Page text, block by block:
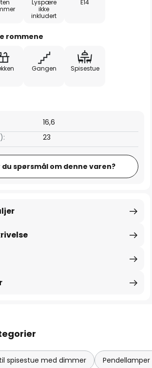
Lyspære
ikke
inkludert
E14
rommene
Gangen Spisestue
16,6
23
du spørsmål om denne varen?
spisestue med dimmer Pendellamper